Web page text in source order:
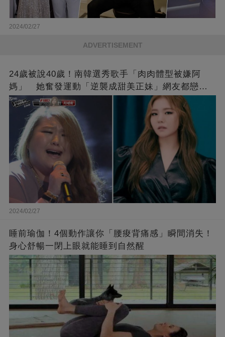
2024/02/27
ADVERTISEMENT
24歲被說40歲！南韓選秀歌手「肉肉體型被嫌阿
媽」 她奮發運動「逆襲成甜美正妹」網友都戀愛
了❤
2024/02/27
睡前瑜伽！4個動作讓你「腰痠背痛感」瞬間消失！
身心舒暢一閉上眼就能睡到自然醒